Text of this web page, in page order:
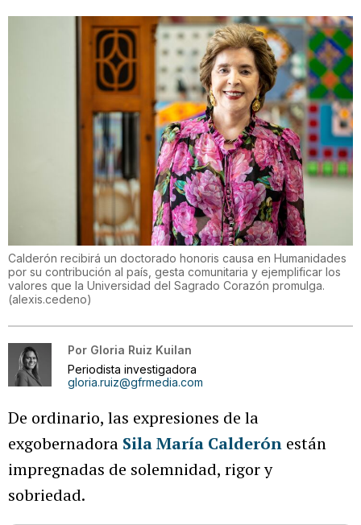
Calderón recibirá un doctorado honoris causa en Humanidades
por su contribución al país, gesta comunitaria y ejemplificar los
valores que la Universidad del Sagrado Corazón promulga.
(alexis.cedeno)
Por Gloria Ruiz Kuilan
Periodista investigadora
gloria.ruiz@gfrmedia.com
De ordinario, las expresiones de la
exgobernadora Sila María Calderón están
impregnadas de solemnidad, rigor y
sobriedad.